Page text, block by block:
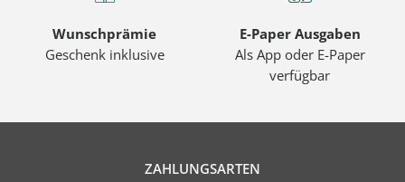
Wunschprämie
Geschenk inklusive
E-Paper Ausgaben
Als App oder E-Paper
verfügbar
ZAHLUNGSARTEN